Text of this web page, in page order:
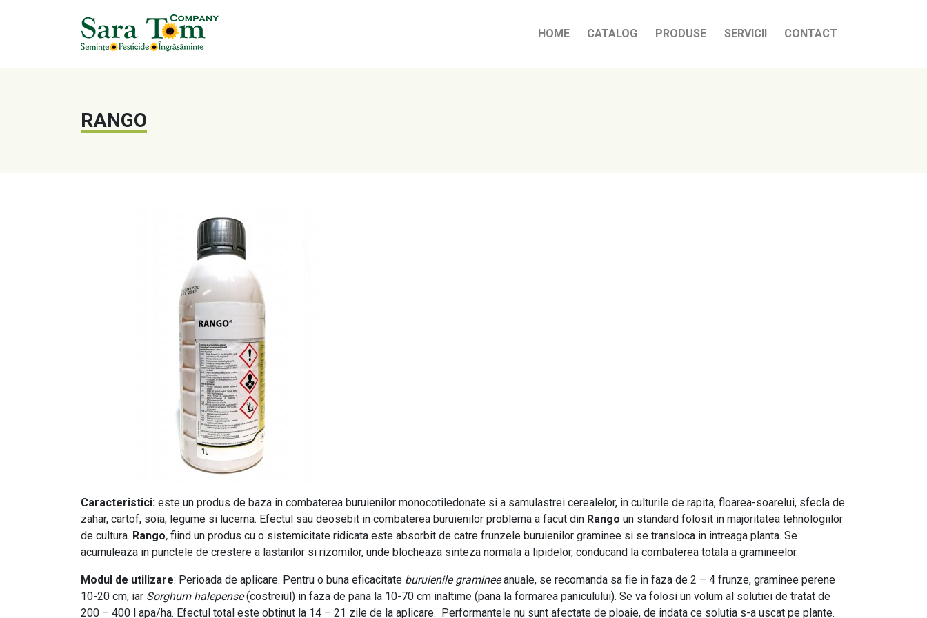
HOME CATALOG PRODUSE SERVICII CONTACT
RANGO
Caracteristici: este un produs de baza in combaterea buruienilor monocotiledonate si a samulastrei cerealelor, in culturile de rapita, floarea-soarelui, sfecla de
zahar, cartof, soia, legume si lucerna. Efectul sau deosebit in combaterea buruienilor problema a facut din Rango un standard folosit in majoritatea tehnologiilor
de cultura. Rango, fiind un produs cu o sistemicitate ridicata este absorbit de catre frunzele buruienilor graminee si se transloca in intreaga planta. Se
acumuleaza in punctele de crestere a lastarilor si rizomilor, unde blocheaza sinteza normala a lipidelor, conducand la combaterea totala a gramineelor.
Modul de utilizare: Perioada de aplicare. Pentru o buna eficacitate buruienile gramineeanuale, se recomanda sa fie in faza de 2 – 4 frunze, graminee perene
10-20 cm, iar Sorghum halepense(costreiul) in faza de pana la 10-70 cm inaltime (pana la formarea paniculului). Se va folosi un volum al solutiei de tratat de
200 – 400 l apa/ha. Efectul total este obtinut la 14 – 21 zile de la aplicare. Performantele nu sunt afectate de ploaie, de indata ce solutia s-a uscat pe plante.